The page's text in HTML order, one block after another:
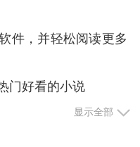
件，并轻松阅读更多
门好看的小说
手，霸道总裁你有
显示全部